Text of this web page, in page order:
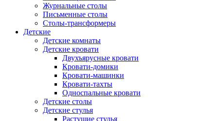
Журнальные столы
Письменные столы
Столы-трансформеры
Детские
Детские комнаты
Детские кровати
Двухъярусные кровати
Кровати-домики
Кровати-машинки
Кровати-тахты
Односпальные кровати
Детские столы
Детские стулья
Растущие стулья